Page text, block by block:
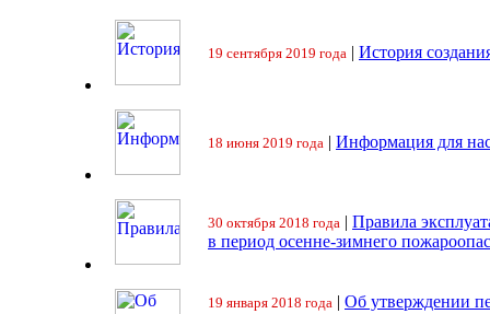
19 сентября 2019 года | История
18 июня 2019 года | Информация для
30 октября 2018 года | Правила
в период осенне-зимнего
19 января 2018 года | Об утверждении